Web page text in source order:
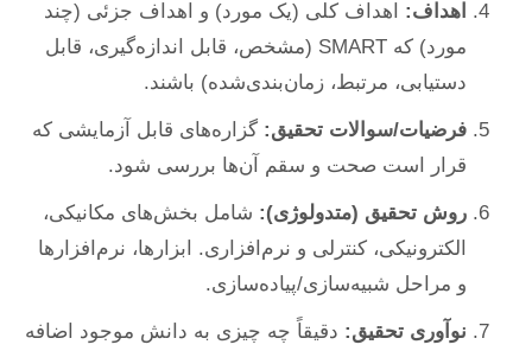
اهداف: اهداف کلی (یک مورد) و اهداف جزئی (چند
مورد) که SMART (مشخص، قابل اندازه‌گیری، قابل
دستیابی، مرتبط، زمان‌بندی‌شده) باشند.
فرضیات/سوالات تحقیق: گزاره‌های قابل آزمایشی که
قرار است صحت و سقم آن‌ها بررسی شود.
روش تحقیق (متدولوژی): شامل بخش‌های مکانیکی،
الکترونیکی، کنترلی و نرم‌افزاری. ابزارها، نرم‌افزارها
و مراحل شبیه‌سازی/پیاده‌سازی.
نوآوری تحقیق: دقیقاً چه چیزی به دانش موجود اضافه